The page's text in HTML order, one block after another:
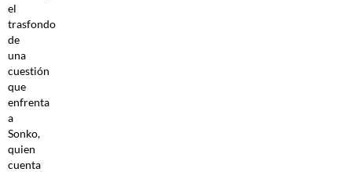
el
trasfondo
de
una
cuestión
que
enfrenta
a
Sonko,
quien
cuenta